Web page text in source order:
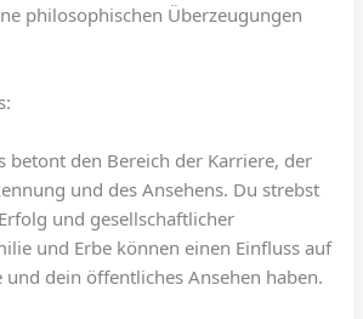
philosophischen Überzeugungen
betont den Bereich der Karriere, der
und des Ansehens. Du strebst
und gesellschaftlicher
und Erbe können einen Einfluss auf
und dein öffentliches Ansehen haben.